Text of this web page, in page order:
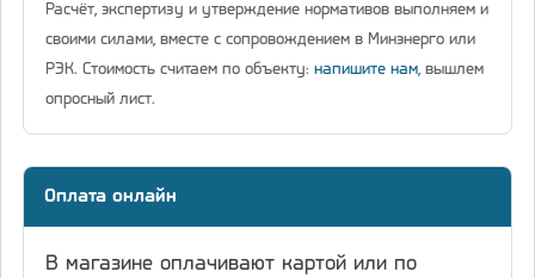
Расчёт, экспертизу и утверждение нормативов выполняем и
своими силами, вместе с сопровождением в Минэнерго или
РЭК. Стоимость считаем по объекту: напишите нам, вышлем
опросный лист.
Оплата онлайн
В магазине оплачивают картой или по